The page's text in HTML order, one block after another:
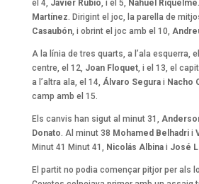
el 4, Javier Rubio, i el 5, Nahuel Riquelme
Martínez. Dirigint el joc, la parella de
Casaubón, i obrint el joc amb el 10,
A la línia de tres quarts, a l’ala esquerra,
centre, el 12, Joan Floquet, i el 13, el
a l’altra ala, el 14, Álvaro Segurai Nacho
camp amb el 15.
Els canvis han sigut al minut 31,
Donato. Al minut 38 Mohamed Belhadrii
Minut 41 Minut 41, Nicolás Albinai José
El partit no podia començar pitjor per als